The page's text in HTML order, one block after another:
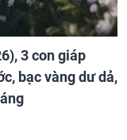
3 con giáp
bạc vàng dư dả,